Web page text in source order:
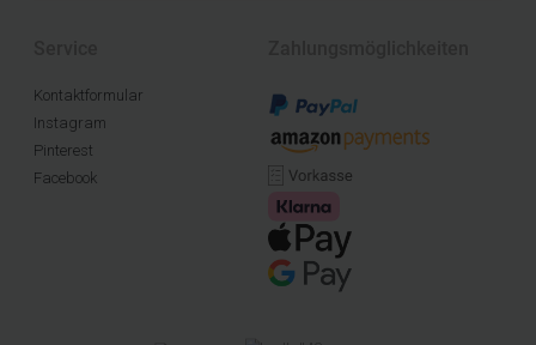
Kontaktformular
Instagram
Pinterest
Facebook